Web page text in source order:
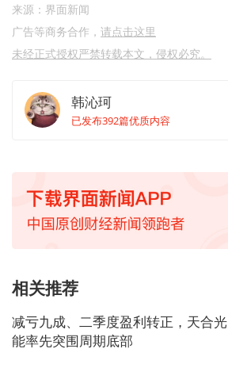
来源：界面新闻
广告等商务合作， 请点击这里
未经正式授权严禁转载本文，侵权必究。
韩沁珂
已发布392篇优质内容
相关推荐
减亏九成、二季度盈利转正，天合光
能率先突围周期底部